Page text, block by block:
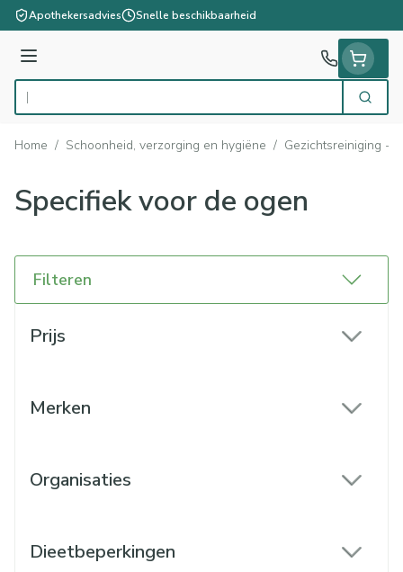
Ga naar de inhoud
Apothekersadvies Snelle beschikbaarheid
Menu
Product, merk, categorie... Zoek
Home / Schoonheid, verzorging en hygiëne / Gezichtsreiniging -
Specifiek voor de ogen
Filteren
Prijs
Merken
Organisaties
Dieetbeperkingen